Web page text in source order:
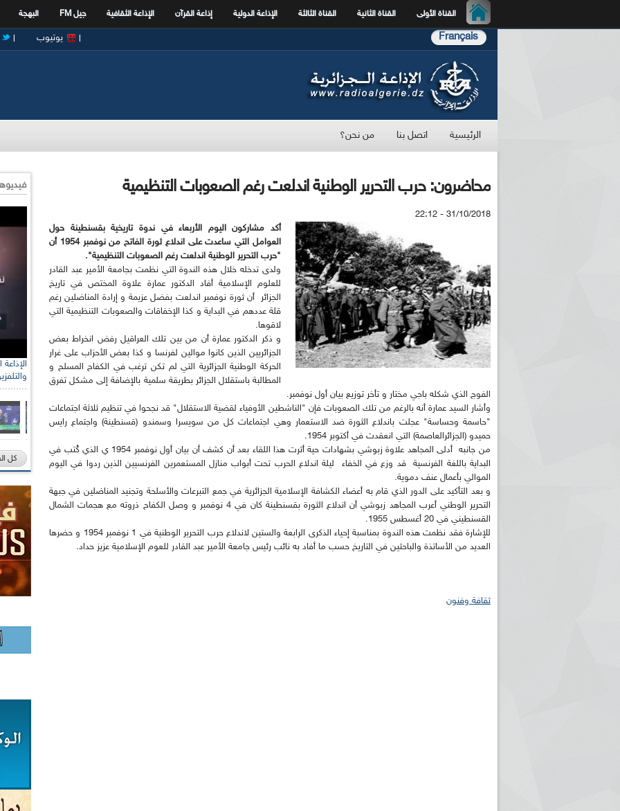
القناة الأولى القناة الثانية القناة الثالثة الإذاعة الدولية إذاعة القرآن الإذاعة الثقافية جيل FM البهجة
Français يوتيوب
الرئيسية اتصل بنا من نحن؟
محاضرون: حرب التحرير الوطنية اندلعت رغم الصعوبات التنظيمية
31/10/2018 - 22:12
أكد مشاركون اليوم الأربعاء في ندوة تاريخية بقسنطينة حول
العوامل التي ساعدت على اندلاع ثورة الفاتح من نوفمبر 1954 أن
"حرب التحرير الوطنية اندلعت رغم الصعوبات التنظيمية".
ولدى تدخله خلال هذه الندوة التي نظمت بجامعة الأمير عبد القادر
للعلوم الإسلامية أفاد الدكتور عمارة علاوة المختص في تاريخ
الجزائر أن ثورة نوفمبر اندلعت بفضل عزيمة و إرادة المناضلين رغم
قلة عددهم في البداية و كذا الإخفاقات والصعوبات التنظيمية التي
لاقوها.
و ذكر الدكتور عمارة أن من بين تلك العراقيل رفض انخراط بعض
الجزائريين الذين كانوا موالين لفرنسا و كذا بعض الأحزاب على غرار
الحركة الوطنية الجزائرية التي لم تكن ترغب في الكفاح المسلح و
المطالبة باستقلال الجزائر بطريقة سلمية بالإضافة إلى مشكل تفرق
الفوج الذي شكله باجي مختار و تأخر توزيع بيان أول نوفمبر.
وأشار السيد عمارة أنه بالرغم من تلك الصعوبات فإن "الناشطين الأوفياء لقضية الاستقلال" قد نجحوا في تنظيم ثلاثة اجتماعات
"حاسمة وحساسة" عجلت باندلاع الثورة ضد الاستعمار وهي اجتماعات كل من سويسرا وسمندو (قسنطينة) واجتماع رايس
حميدو (الجزائرالعاصمة) التي انعقدت في أكتوبر 1954.
من جانبه أدلى المجاهد علاوة زبوشي بشهادات حية أثرت هذا اللقاء بعد أن كشف أن بيان أول نوفمبر 1954 ي الذي كُتب في
البداية باللغة الفرنسية قد وزع في الخفاء ليلة اندلاع الحرب تحت أبواب منازل المستعمرين الفرنسيين الذين ردوا في اليوم
الموالي بأعمال عنف دموية.
و بعد التأكيد على الدور الذي قام به أعضاء الكشافة الإسلامية الجزائرية في جمع التبرعات والأسلحة وتجنيد المناضلين في جبهة
التحرير الوطني أعرب المجاهد زبوشي أن اندلاع الثورة بقسنطينة كان في 4 نوفمبر و وصل الكفاح ذروته مع هجمات الشمال
القسنطيني في 20 أغسطس 1955.
للإشارة فقد نظمت هذه الندوة بمناسبة إحياء الذكرى الرابعة والستين لاندلاع حرب التحرير الوطنية في 1 نوفمبر 1954 و حضرها
العديد من الأساتذة والباحثين في التاريخ حسب ما أفاد به نائب رئيس جامعة الأمير عبد القادر للعوم الإسلامية عزيز حداد.
ثقافة وفنون
رئيس
كل